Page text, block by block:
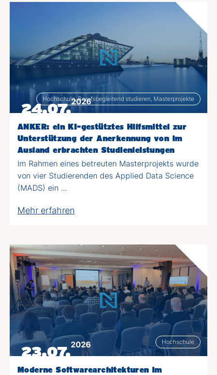
Hochschule, Berufsbegleitend studieren, Masterprojekte
24.07.2026
ANKER: ein KI-gestütztes Hilfsmittel zur
Unterstützung der Anerkennung von im
Ausland erbrachten Studienleistungen
Im Rahmen eines betreuten Masterprojekts wurde
von vier Studierenden des Applied Data Science
(MADS) ein ...
Mehr erfahren
Hochschule
23.07.2026
Moderne Softwarearchitekturen im